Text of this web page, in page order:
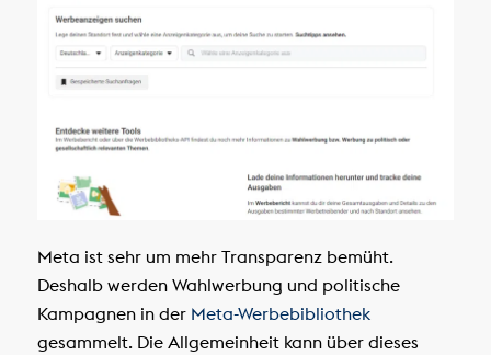
Meta ist sehr um mehr Transparenz bemüht.
Deshalb werden Wahlwerbung und politische
Kampagnen in der Meta-Werbebibliothek
gesammelt. Die Allgemeinheit kann über dieses